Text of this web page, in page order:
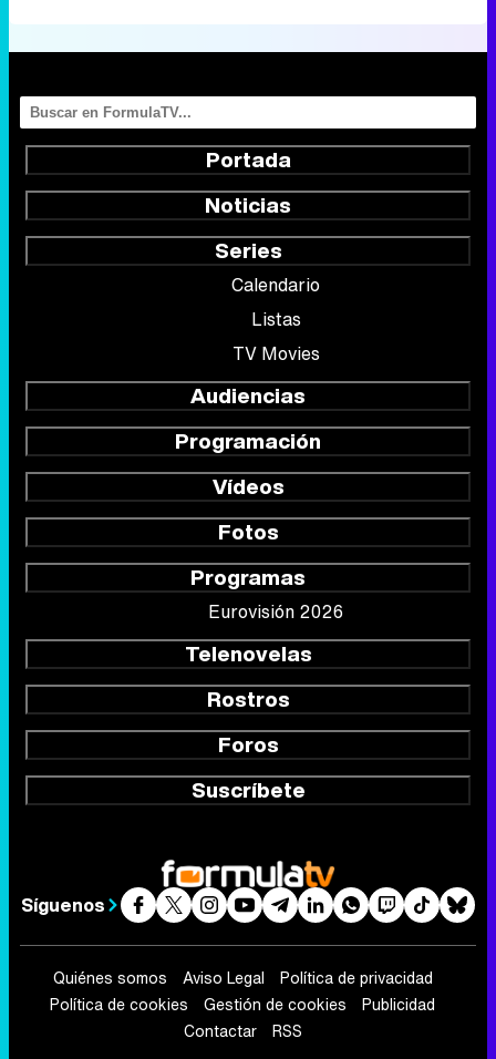
Portada
Noticias
Series
Calendario
Listas
TV Movies
Audiencias
Programación
Vídeos
Fotos
Programas
Eurovisión 2026
Telenovelas
Rostros
Foros
Suscríbete
Síguenos
Quiénes somos Aviso Legal
Política de privacidad
Política de cookies
Gestión de cookies
Publicidad
Contactar
RSS